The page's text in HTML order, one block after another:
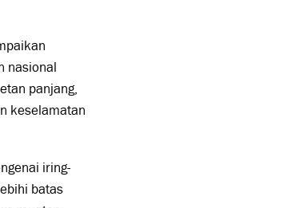
nasional
panjang,
keselamatan
iring-
batas